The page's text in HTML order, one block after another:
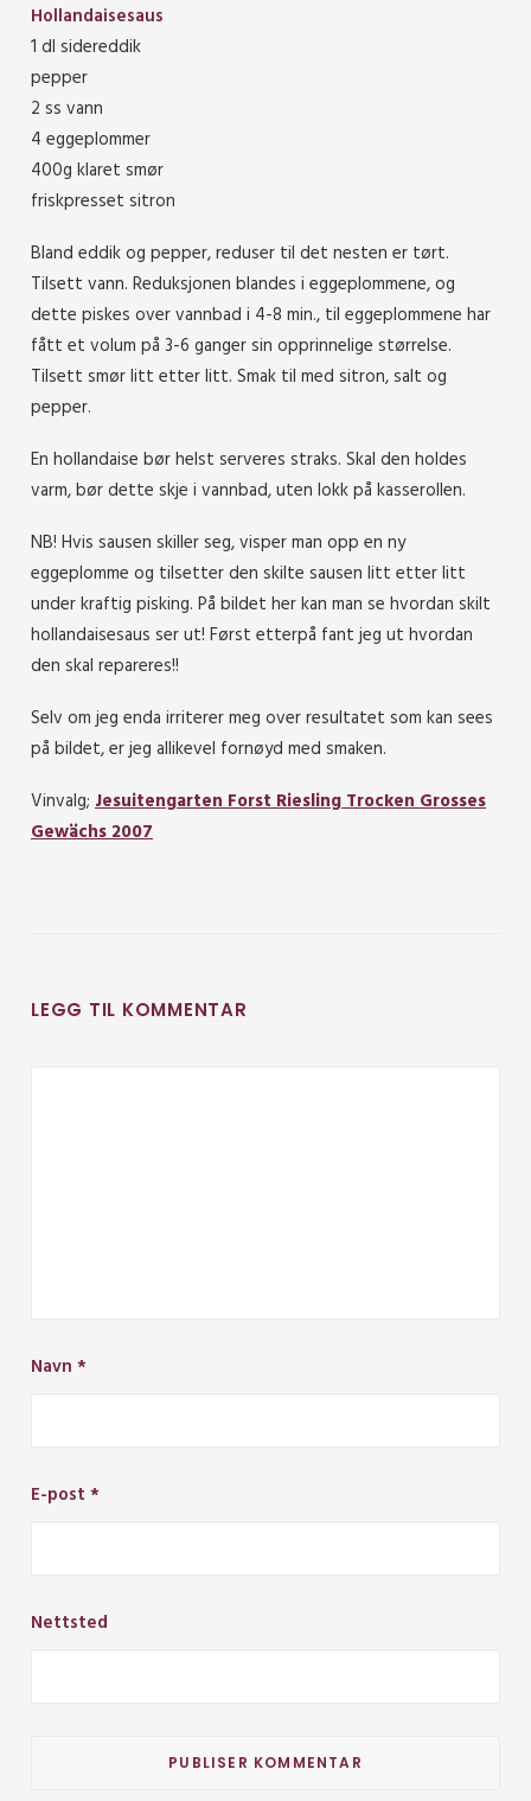
Hollandaisesaus
1 dl sidereddik
pepper
2 ss vann
4 eggeplommer
400g klaret smør
friskpresset sitron
Bland eddik og pepper, reduser til det nesten er tørt.
Tilsett vann. Reduksjonen blandes i eggeplommene, og
dette piskes over vannbad i 4-8 min., til eggeplommene har
fått et volum på 3-6 ganger sin opprinnelige størrelse.
Tilsett smør litt etter litt. Smak til med sitron, salt og
pepper.
En hollandaise bør helst serveres straks. Skal den holdes
varm, bør dette skje i vannbad, uten lokk på kasserollen.
NB! Hvis sausen skiller seg, visper man opp en ny
eggeplomme og tilsetter den skilte sausen litt etter litt
under kraftig pisking. På bildet her kan man se hvordan skilt
hollandaisesaus ser ut! Først etterpå fant jeg ut hvordan
den skal repareres!!
Selv om jeg enda irriterer meg over resultatet som kan sees
på bildet, er jeg allikevel fornøyd med smaken.
Vinvalg; Jesuitengarten Forst Riesling Trocken Grosses
Gewächs 2007
LEGG TIL KOMMENTAR
Navn *
E-post *
Nettsted